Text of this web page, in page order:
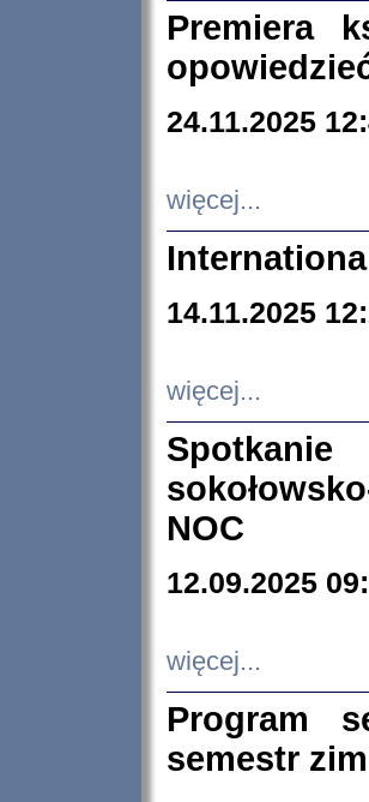
Premiera
24.11.2025
więcej...
14.11.2025
więcej...
NOC
12.09.2025
więcej...
Program
semestr